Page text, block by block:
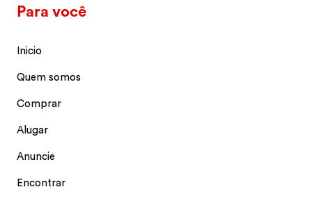
Para você
Inicio
Quem somos
Comprar
Alugar
Anuncie
Encontrar